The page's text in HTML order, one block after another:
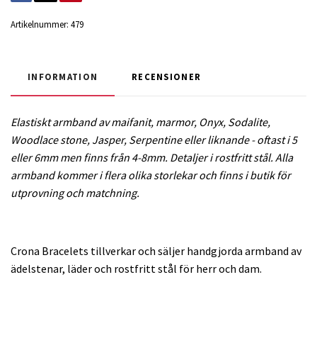
Artikelnummer: 479
INFORMATION RECENSIONER
Elastiskt armband av maifanit, marmor, Onyx, Sodalite,
Woodlace stone, Jasper, Serpentineeller liknande - oftast i 5
eller6mm men finns från 4-8mm. Detaljer i rostfritt stål. Alla
armband kommer i flera olika storlekar och finns i butik för
utprovning och matchning.
Crona Bracelets tillverkar och säljer handgjorda armband av
ädelstenar, läder och rostfritt stål för herr och dam.